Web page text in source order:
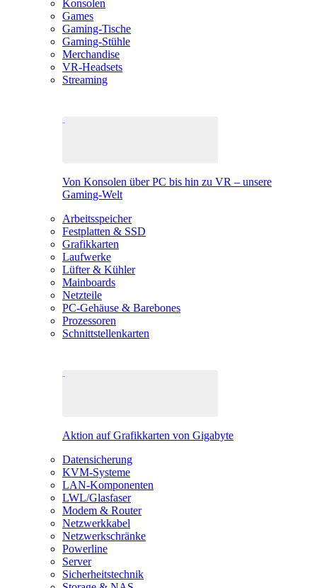
Konsolen
Games
Gaming-Tische
Gaming-Stühle
Merchandise
VR-Headsets
Streaming
Von Konsolen über PC bis hin zu VR – unsere
Gaming-Welt
Arbeitsspeicher
Festplatten & SSD
Grafikkarten
Laufwerke
Lüfter & Kühler
Mainboards
Netzteile
PC-Gehäuse & Barebones
Prozessoren
Schnittstellenkarten
Aktion auf Grafikkarten von Gigabyte
Datensicherung
KVM-Systeme
LAN-Komponenten
LWL/Glasfaser
Modem & Router
Netzwerkkabel
Netzwerkschränke
Powerline
Server
Sicherheitstechnik